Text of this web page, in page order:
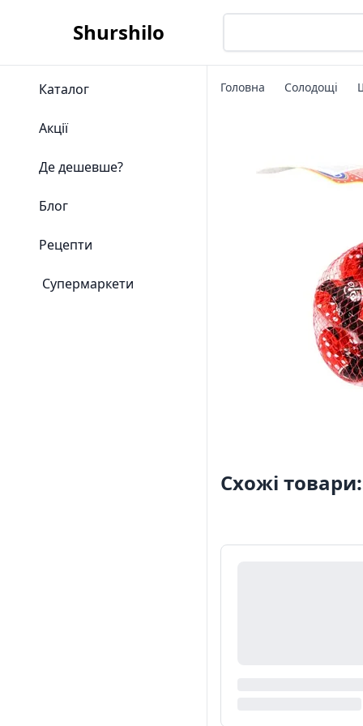
Shurshilo
Каталог
Акції
Де дешевше?
Блог
Рецепти
Супермаркети
Головна Солодощі
Схожі товари: